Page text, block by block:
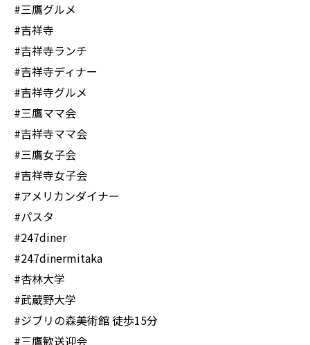
#三鷹グルメ
#吉祥寺
#吉祥寺ランチ
#吉祥寺ディナー
#吉祥寺グルメ
#三鷹ママ会
#吉祥寺ママ会
#三鷹女子会
#吉祥寺女子会
#アメリカンダイナー
#パスタ
#247diner
#247dinermitaka
#杏林大学
#武蔵野大学
#ジブリの森美術館 徒歩15分
#三鷹歓送迎会